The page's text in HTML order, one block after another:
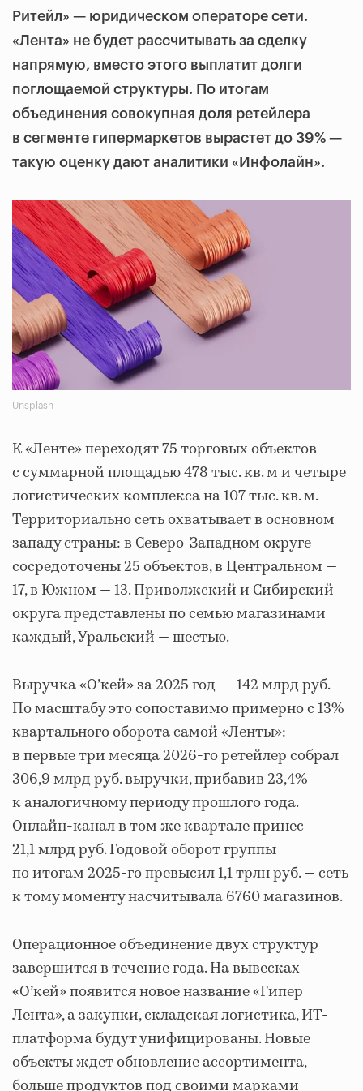
Ритейл» — юридическом операторе сети.
«Лента» не будет рассчитывать за сделку
напрямую, вместо этого выплатит долги
поглощаемой структуры. По итогам
объединения совокупная доля ретейлера
в сегменте гипермаркетов вырастет до 39% —
такую оценку дают аналитики «Инфолайн».
Unsplash
К «Ленте» переходят 75 торговых объектов
с суммарной площадью 478 тыс. кв. м и четыре
логистических комплекса на 107 тыс. кв. м.
Территориально сеть охватывает в основном
западу страны: в Северо-Западном округе
сосредоточены 25 объектов, в Центральном —
17, в Южном — 13. Приволжский и Сибирский
округа представлены по семью магазинами
каждый, Уральский — шестью.
Выручка «О’кей» за 2025 год — 142 млрд руб.
По масштабу это сопоставимо примерно с 13%
квартального оборота самой «Ленты»:
в первые три месяца 2026-го ретейлер собрал
306,9 млрд руб. выручки, прибавив 23,4%
к аналогичному периоду прошлого года.
Онлайн-канал в том же квартале принес
21,1 млрд руб. Годовой оборот группы
по итогам 2025-го превысил 1,1 трлн руб. — сеть
к тому моменту насчитывала 6760 магазинов.
Операционное объединение двух структур
завершится в течение года. На вывесках
«О’кей» появится новое название «Гипер
Лента», а закупки, складская логистика, ИТ-
платформа будут унифицированы. Новые
объекты ждет обновление ассортимента,
больше продуктов под своими марками